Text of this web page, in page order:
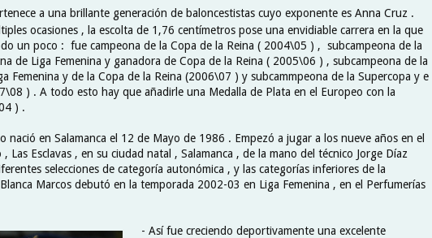
a una brillante generación de baloncestistas cuyo exponente es Anna Cruz .
ocasiones , la escolta de 1,76 centímetros pose una envidiable carrera en la que
un poco : fue campeona de la Copa de la Reina ( 2004\05 ) , subcampeona de la
de Liga Femenina y ganadora de Copa de la Reina ( 2005\06 ) , subcampeona de la
Femenina y de la Copa de la Reina (2006\07 ) y subcammpeona de la Supercopa y e
) . A todo esto hay que añadirle una Medalla de Plata en el Europeo con la
) .
nació en Salamanca el 12 de Mayo de 1986 . Empezó a jugar a los nueve años en el
Las Esclavas , en su ciudad natal , Salamanca , de la mano del técnico Jorge Díaz
selecciones de categoría autonómica , y las categorías inferiores de la
Marcos debutó en la temporada 2002-03 en Liga Femenina , en el Perfumerías
- Así fue creciendo deportivamente una excelente